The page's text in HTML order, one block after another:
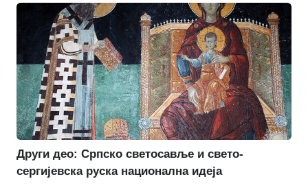
Други део: Српско светосавље и свето-
сергијевска руска национална идеја